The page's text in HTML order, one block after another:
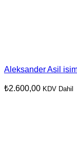
Aleksander Asil
₺2.600,00 KDV Dahil